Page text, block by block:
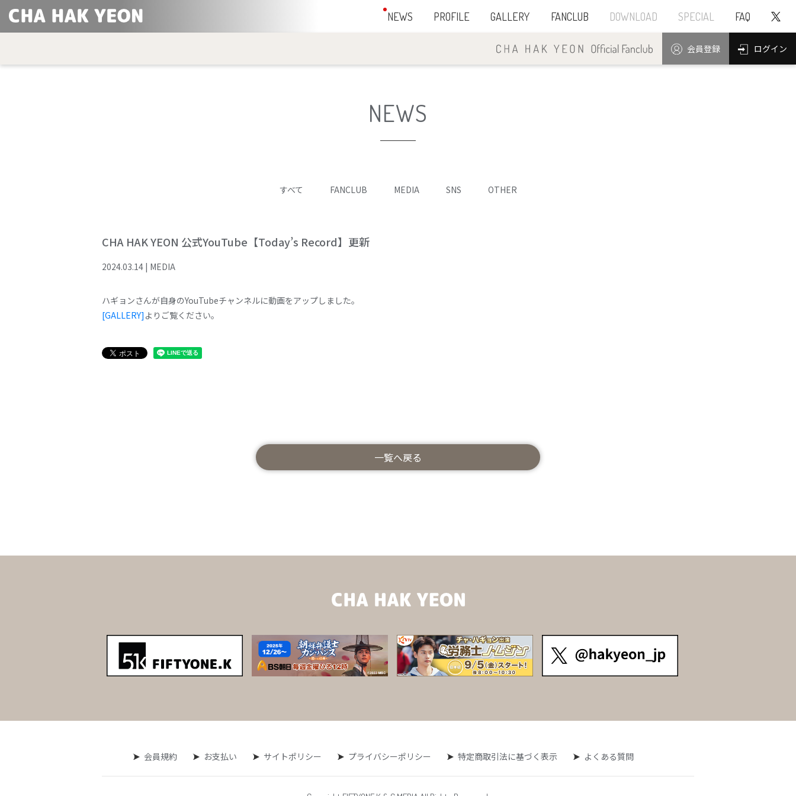
NEWS PROFILE GALLERY FANCLUB DOWNLOAD SPECIAL FAQ
会員登録 ログイン
NEWS
すべて FANCLUB MEDIA SNS OTHER
CHA HAK YEON 公式YouTube【Today’s Record】更新
2024.03.14 | MEDIA
ハギョンさんが自身のYouTubeチャンネルに動画をアップしました。
[GALLERY] よりご覧ください。
一覧へ戻る
会員規約 お支払い サイトポリシー プライバシーポリシー 特定商取引法に基づく表示 よくある質問